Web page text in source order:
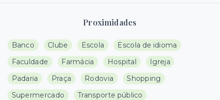
Proximidades
Banco Clube Escola
Escola de idioma
Faculdade
Farmácia Hospital
Igreja
Padaria
Praça Rodovia
Shopping
Supermercado
Transporte público